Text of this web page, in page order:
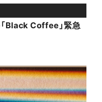
Black Coffee」緊急